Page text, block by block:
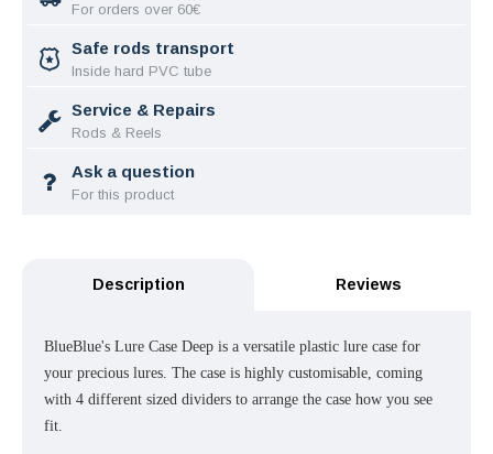
For orders over 60€
Safe rods transport
Inside hard PVC tube
Service & Repairs
Rods & Reels
Ask a question
For this product
Description Reviews
BlueBlue's Lure Case Deep is a versatile plastic lure case for
your precious lures. The case is highly customisable, coming
with 4 different sized dividers to arrange the case how you see
fit.